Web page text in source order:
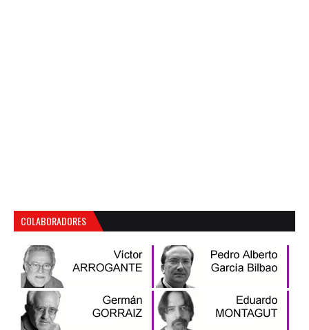
COLABORADORES